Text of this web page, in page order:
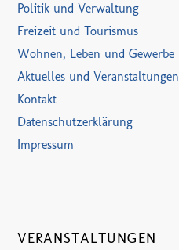
Politik und Verwaltung
Freizeit und Tourismus
Wohnen, Leben und Gewerbe
Aktuelles und Veranstaltungen
Kontakt
Datenschutzerklärung
Impressum
VERANSTALTUNGEN